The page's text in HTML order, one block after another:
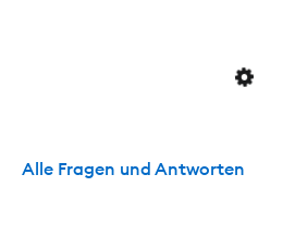
Alle Fragen und Antworten